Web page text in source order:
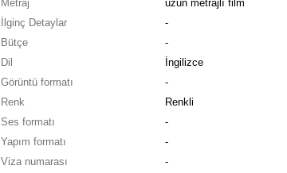
Metraj
uzun metrajlı film
İlginç Detaylar
-
Bütçe
-
Dil
İngilizce
Görüntü formatı
-
Renk
Renkli
Ses formatı
-
Yapım formatı
-
Viza numarası
-